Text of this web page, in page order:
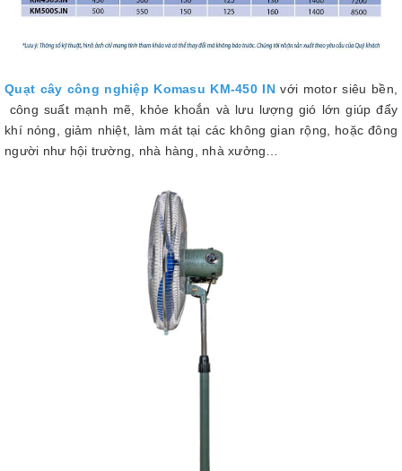
Quạt cây công nghiệp Komasu KM-450 INvới motor siêu bền,
công suất mạnh mẽ, khỏe khoắn và lưu lượng gió lớn giúp đẩy
khí nóng, giảm nhiệt, làm mát tại các không gian rộng, hoặc đông
người như hội trường, nhà hàng, nhà xưởng…